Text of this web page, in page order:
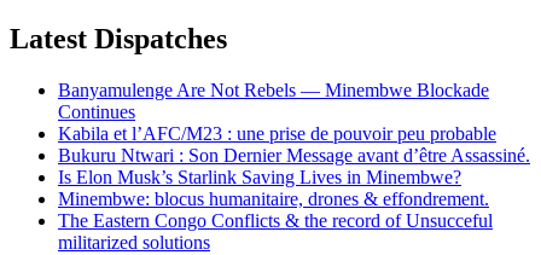
Latest Dispatches
Banyamulenge Are Not Rebels — Minembwe Blockade
Continues
Kabila et l’AFC/M23 : une prise de pouvoir peu probable
Bukuru Ntwari : Son Dernier Message avant d’être Assassiné.
Is Elon Musk’s Starlink Saving Lives in Minembwe?
Minembwe: blocus humanitaire, drones & effondrement.
The Eastern Congo Conflicts & the record of Unsucceful
militarized solutions